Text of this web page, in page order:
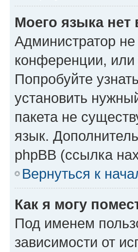
Моего языка нет
Администратор
конференции,
Попробуйте
установить
пакета не
язык.
phpBB (ссылка
Вернуться к
Как я могу
Под именем
зависимости от